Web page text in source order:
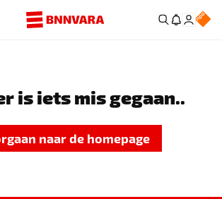
is iets mis gegaan..
naar de homepage